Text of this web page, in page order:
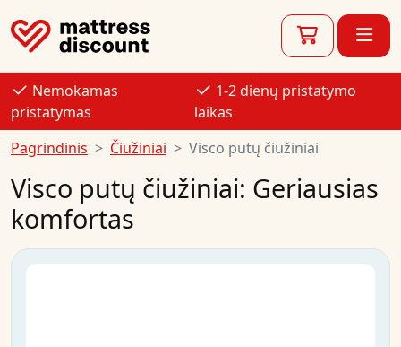
Nemokamas
pristatymas
1-2 dienų pristatymo
laikas
Pagrindinis
Čiužiniai Visco putų čiužiniai
Visco putų čiužiniai: Geriausias
komfortas